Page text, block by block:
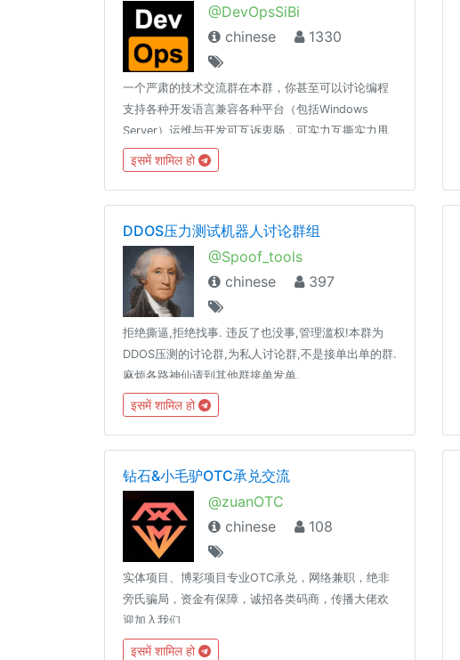
@DevOpsSiBi
chinese
1330
一个严肃的技术交流群在本群，你甚至可以讨论编程
支持各种开发语言兼容各种平台（包括Windows
Server）运维与开发可互诉衷肠，可实力互撕实力甩
锅，文明互喷请减少表情贴纸和无关图片、言论的发
送，过多此类消息将随时不加通知地删除，请您谅
解。长段代码请使用 pastebin 展示
🔗t.me/Kubernetes_CN
इसमें शामिल हो
DDOS压力测试机器人讨论群组
@Spoof_tools
chinese
397
拒绝撕逼,拒绝找事. 违反了也没事,管理滥权!本群为
DDOS压测的讨论群,为私人讨论群,不是接单出单的群.
麻烦各路神仙请到其他群接单发单.
इसमें शामिल हो
钻石&小毛驴OTC承兑交流
@zuanOTC
chinese
108
实体项目、博彩项目专业OTC承兑，网络兼职，绝非
旁氏骗局，资金有保障，诚招各类码商，传播大佬欢
迎加入我们
इसमें शामिल हो